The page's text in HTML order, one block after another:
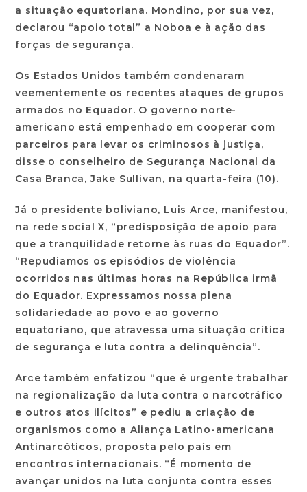
a situação equatoriana. Mondino, por sua vez,
declarou “apoio total” a Noboa e à ação das
forças de segurança.
Os Estados Unidos também condenaram
veementemente os recentes ataques de grupos
armados no Equador. O governo norte-
americano está empenhado em cooperar com
parceiros para levar os criminosos à justiça,
disse o conselheiro de Segurança Nacional da
Casa Branca, Jake Sullivan, na quarta-feira (10).
Já o presidente boliviano, Luis Arce, manifestou,
na rede social X, “predisposição de apoio para
que a tranquilidade retorne às ruas do Equador”.
“Repudiamos os episódios de violência
ocorridos nas últimas horas na República irmã
do Equador. Expressamos nossa plena
solidariedade ao povo e ao governo
equatoriano, que atravessa uma situação crítica
de segurança e luta contra a delinquência”.
Arce também enfatizou “que é urgente trabalhar
na regionalização da luta contra o narcotráfico
e outros atos ilícitos” e pediu a criação de
organismos como a Aliança Latino-americana
Antinarcóticos, proposta pelo país em
encontros internacionais. “É momento de
avançar unidos na luta conjunta contra esses